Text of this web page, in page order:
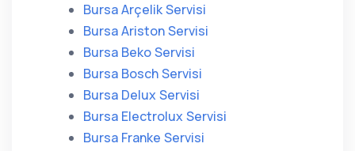
Bursa Arçelik Servisi
Bursa Ariston Servisi
Bursa Beko Servisi
Bursa Bosch Servisi
Bursa Delux Servisi
Bursa Electrolux Servisi
Bursa Franke Servisi